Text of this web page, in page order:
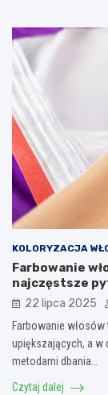
KOLORYZACJA
Farbowanie
najczęstsze
22 lipca 2025
Farbowanie
upiększających, a w
metodami dbania…
Czytaj dalej